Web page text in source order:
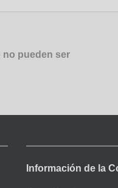
pueden ser
Información de la